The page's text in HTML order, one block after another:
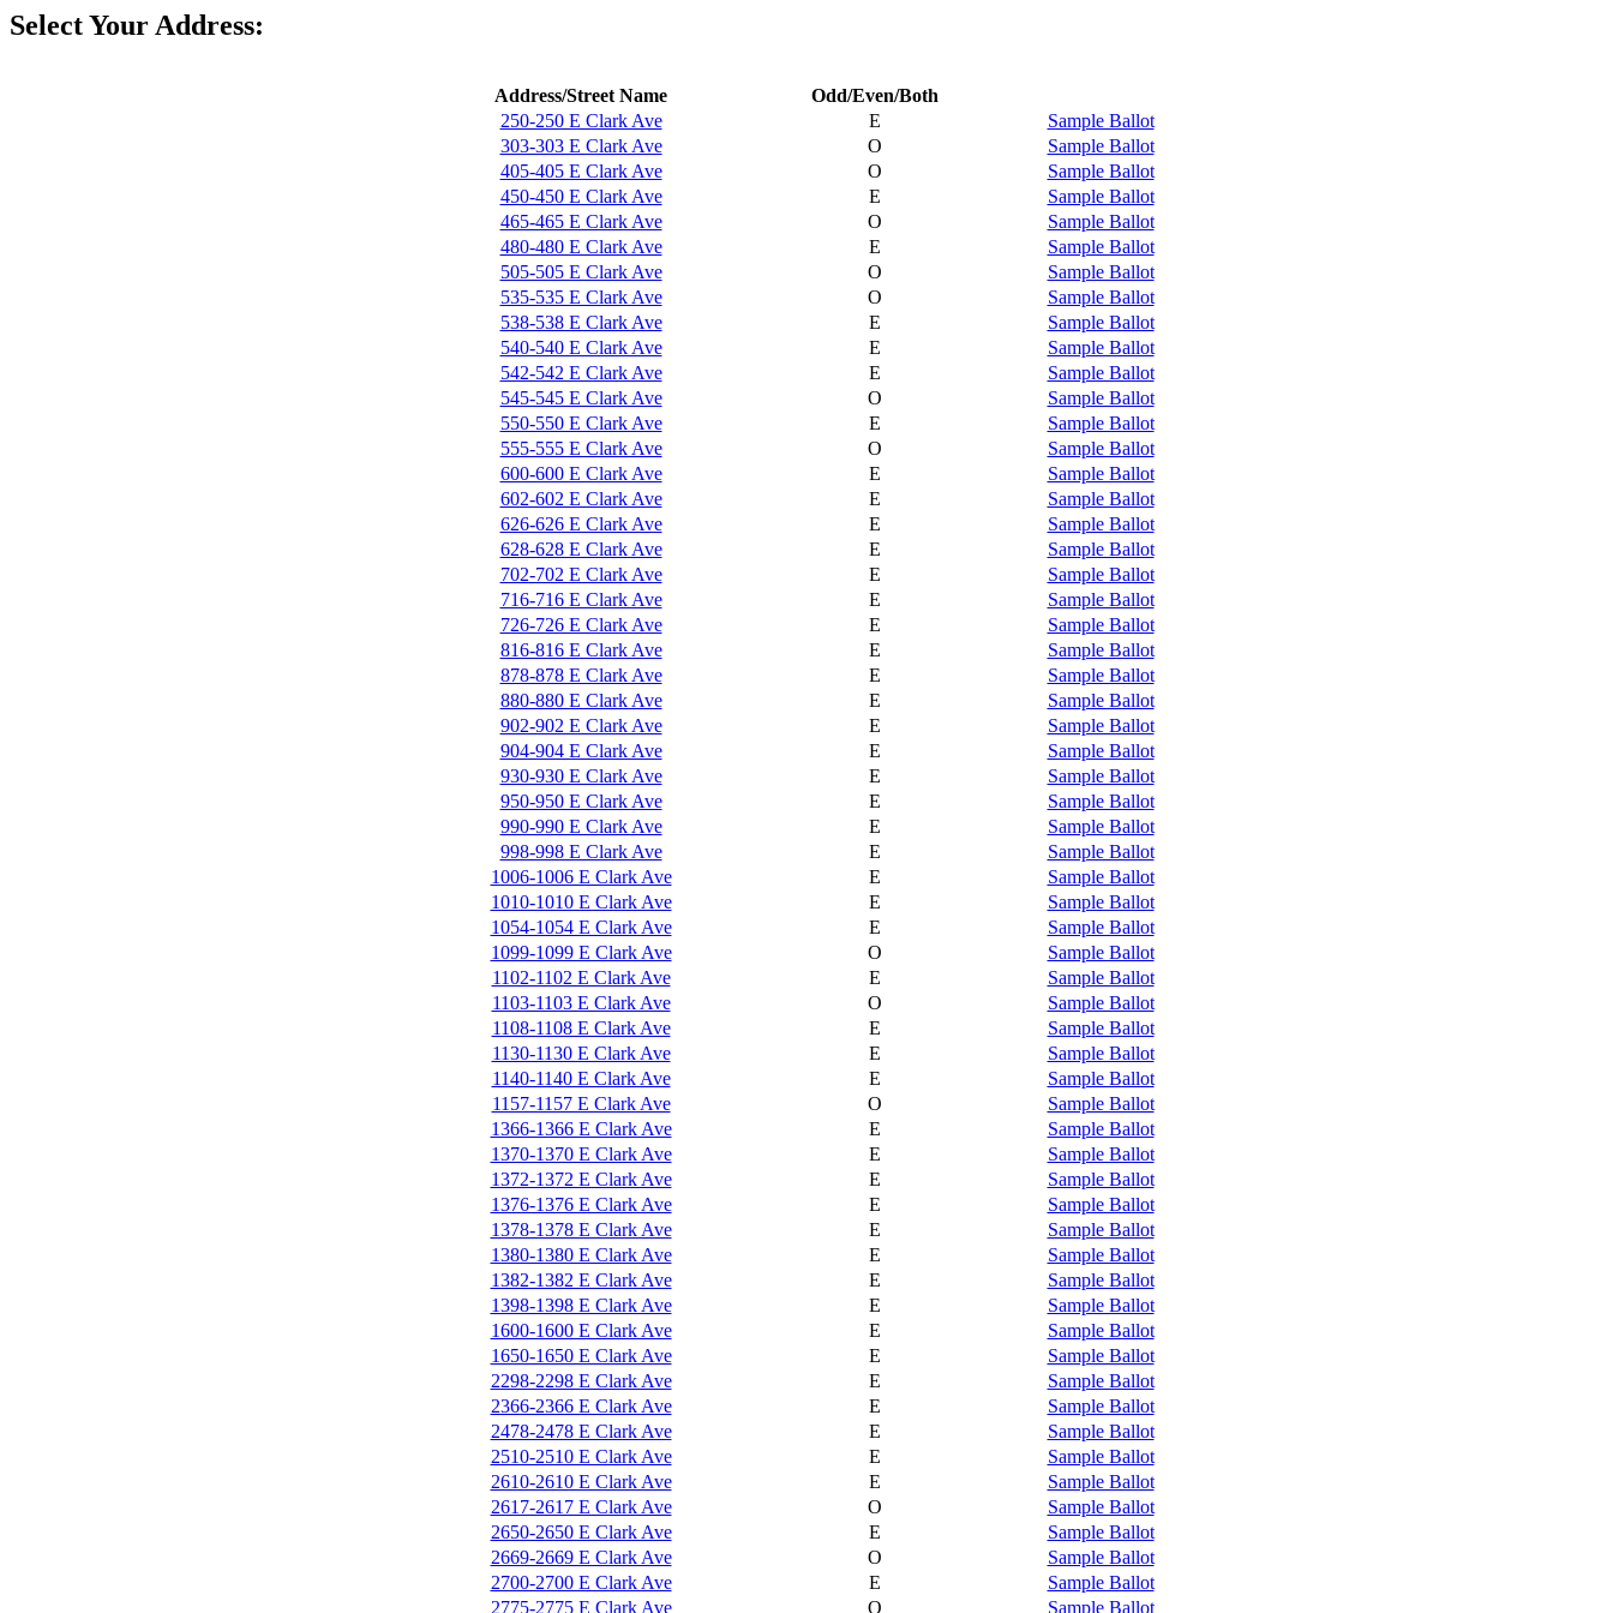
Select Your Address:
Address/Street Name
Odd/Even/Both
250-250 E Clark Ave
E
Sample Ballot
303-303 E Clark Ave
O
Sample Ballot
405-405 E Clark Ave
O
Sample Ballot
450-450 E Clark Ave
E
Sample Ballot
465-465 E Clark Ave
O
Sample Ballot
480-480 E Clark Ave
E
Sample Ballot
505-505 E Clark Ave
O
Sample Ballot
535-535 E Clark Ave
O
Sample Ballot
538-538 E Clark Ave
E
Sample Ballot
540-540 E Clark Ave
E
Sample Ballot
542-542 E Clark Ave
E
Sample Ballot
545-545 E Clark Ave
O
Sample Ballot
550-550 E Clark Ave
E
Sample Ballot
555-555 E Clark Ave
O
Sample Ballot
600-600 E Clark Ave
E
Sample Ballot
602-602 E Clark Ave
E
Sample Ballot
626-626 E Clark Ave
E
Sample Ballot
628-628 E Clark Ave
E
Sample Ballot
702-702 E Clark Ave
E
Sample Ballot
716-716 E Clark Ave
E
Sample Ballot
726-726 E Clark Ave
E
Sample Ballot
816-816 E Clark Ave
E
Sample Ballot
878-878 E Clark Ave
E
Sample Ballot
880-880 E Clark Ave
E
Sample Ballot
902-902 E Clark Ave
E
Sample Ballot
904-904 E Clark Ave
E
Sample Ballot
930-930 E Clark Ave
E
Sample Ballot
950-950 E Clark Ave
E
Sample Ballot
990-990 E Clark Ave
E
Sample Ballot
998-998 E Clark Ave
E
Sample Ballot
1006-1006 E Clark Ave
E
Sample Ballot
1010-1010 E Clark Ave
E
Sample Ballot
1054-1054 E Clark Ave
E
Sample Ballot
1099-1099 E Clark Ave
O
Sample Ballot
1102-1102 E Clark Ave
E
Sample Ballot
1103-1103 E Clark Ave
O
Sample Ballot
1108-1108 E Clark Ave
E
Sample Ballot
1130-1130 E Clark Ave
E
Sample Ballot
1140-1140 E Clark Ave
E
Sample Ballot
1157-1157 E Clark Ave
O
Sample Ballot
1366-1366 E Clark Ave
E
Sample Ballot
1370-1370 E Clark Ave
E
Sample Ballot
1372-1372 E Clark Ave
E
Sample Ballot
1376-1376 E Clark Ave
E
Sample Ballot
1378-1378 E Clark Ave
E
Sample Ballot
1380-1380 E Clark Ave
E
Sample Ballot
1382-1382 E Clark Ave
E
Sample Ballot
1398-1398 E Clark Ave
E
Sample Ballot
1600-1600 E Clark Ave
E
Sample Ballot
1650-1650 E Clark Ave
E
Sample Ballot
2298-2298 E Clark Ave
E
Sample Ballot
2366-2366 E Clark Ave
E
Sample Ballot
2478-2478 E Clark Ave
E
Sample Ballot
2510-2510 E Clark Ave
E
Sample Ballot
2610-2610 E Clark Ave
E
Sample Ballot
2617-2617 E Clark Ave
O
Sample Ballot
2650-2650 E Clark Ave
E
Sample Ballot
2669-2669 E Clark Ave
O
Sample Ballot
2700-2700 E Clark Ave
E
Sample Ballot
2775-2775 E Clark Ave
O Sample Ballot